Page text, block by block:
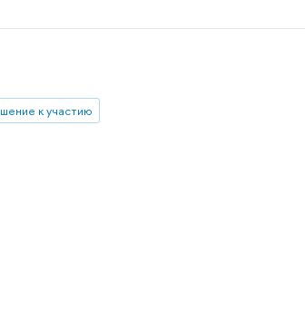
к участию